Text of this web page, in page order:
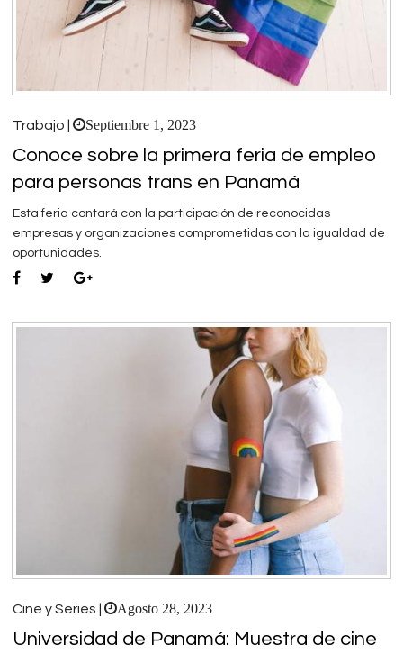
Trabajo | Septiembre 1, 2023
Conoce sobre la primera feria de empleo
para personas trans en Panamá
Esta feria contará con la participación de reconocidas
empresas y organizaciones comprometidas con la igualdad de
oportunidades.
Cine y Series | Agosto 28, 2023
Universidad de Panamá: Muestra de cine